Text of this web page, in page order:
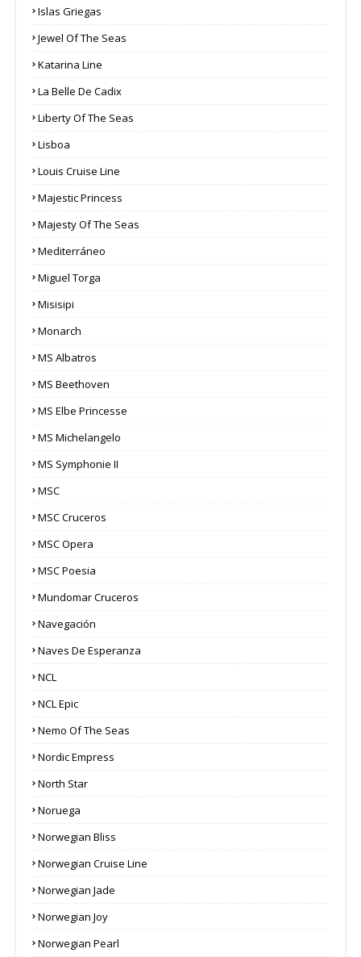
Islas Griegas
Jewel Of The Seas
Katarina Line
La Belle De Cadix
Liberty Of The Seas
Lisboa
Louis Cruise Line
Majestic Princess
Majesty Of The Seas
Mediterráneo
Miguel Torga
Misisipi
Monarch
MS Albatros
MS Beethoven
MS Elbe Princesse
MS Michelangelo
MS Symphonie II
MSC
MSC Cruceros
MSC Opera
MSC Poesia
Mundomar Cruceros
Navegación
Naves De Esperanza
NCL
NCL Epic
Nemo Of The Seas
Nordic Empress
North Star
Noruega
Norwegian Bliss
Norwegian Cruise Line
Norwegian Jade
Norwegian Joy
Norwegian Pearl